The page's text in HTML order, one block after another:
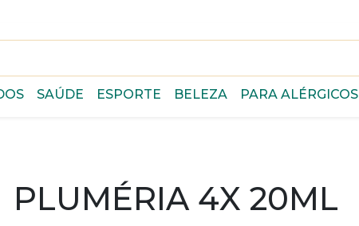
SAÚDE ESPORTE BELEZA PARA ALÉRGICOS
PLUMÉRIA 4X 20ML